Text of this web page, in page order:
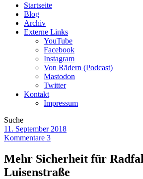
Startseite
Blog
Archiv
Externe Links
YouTube
Facebook
Instagram
Von Rädern (Podcast)
Mastodon
Twitter
Kontakt
Impressum
Suche
11. September 2018
Kommentare 3
Mehr Sicherheit für
Luisenstraße